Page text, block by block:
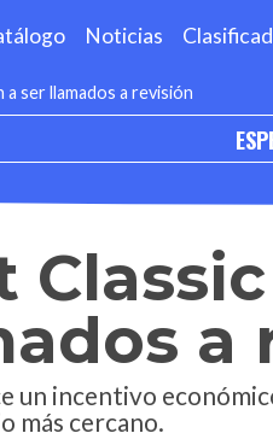
Noticias
ser llamados a revisión
a
un incentivo
más cercano.